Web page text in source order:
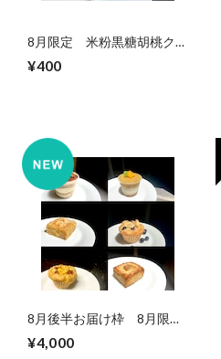
8月限定 米粉黒糖胡桃ク
ッキー(グルテンフリー
vegan)
¥400
8月後半お届け枠 8月限定
BOXグルテンフリーvegan
¥4,000